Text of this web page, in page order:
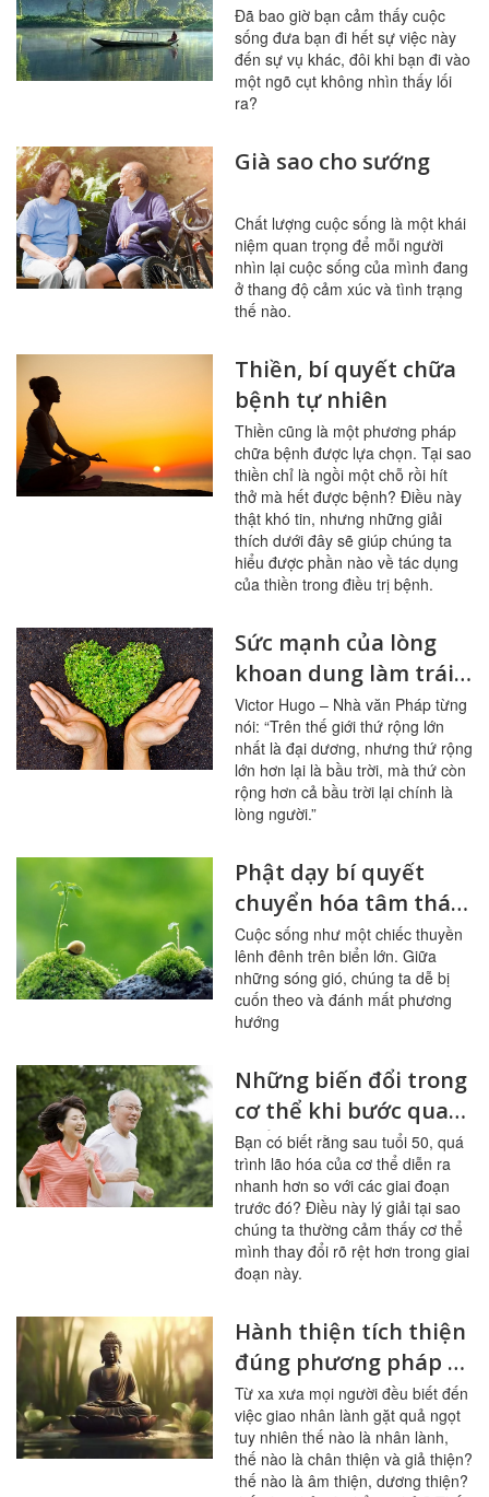
Đã bao giờ bạn cảm thấy cuộc
sống đưa bạn đi hết sự việc này
đến sự vụ khác, đôi khi bạn đi vào
một ngõ cụt không nhìn thấy lối
ra?
Già sao cho sướng
Chất lượng cuộc sống là một khái
niệm quan trọng để mỗi người
nhìn lại cuộc sống của mình đang
ở thang độ cảm xúc và tình trạng
thế nào.
Thiền, bí quyết chữa
bệnh tự nhiên
Thiền cũng là một phương pháp
chữa bệnh được lựa chọn. Tại sao
thiền chỉ là ngồi một chỗ rồi hít
thở mà hết được bệnh? Điều này
thật khó tin, nhưng những giải
thích dưới đây sẽ giúp chúng ta
hiểu được phần nào về tác dụng
của thiền trong điều trị bệnh.
Sức mạnh của lòng
khoan dung làm trái
tim thức tỉnh
Victor Hugo – Nhà văn Pháp từng
nói: “Trên thế giới thứ rộng lớn
nhất là đại dương, nhưng thứ rộng
lớn hơn lại là bầu trời, mà thứ còn
rộng hơn cả bầu trời lại chính là
lòng người.”
Phật dạy bí quyết
chuyển hóa tâm thái
tìm an lạc
Cuộc sống như một chiếc thuyền
lênh đênh trên biển lớn. Giữa
những sóng gió, chúng ta dễ bị
cuốn theo và đánh mất phương
hướng
Những biến đổi trong
cơ thể khi bước qua
tuổi 50 nên biết
Bạn có biết rằng sau tuổi 50, quá
trình lão hóa của cơ thể diễn ra
nhanh hơn so với các giai đoạn
trước đó? Điều này lý giải tại sao
chúng ta thường cảm thấy cơ thể
mình thay đổi rõ rệt hơn trong giai
đoạn này.
Hành thiện tích thiện
đúng phương pháp sẽ
nhiệm màu
Từ xa xưa mọi người đều biết đến
việc giao nhân lành gặt quả ngọt
tuy nhiên thế nào là nhân lành,
thế nào là chân thiện và giả thiện?
thế nào là âm thiện, dương thiện?